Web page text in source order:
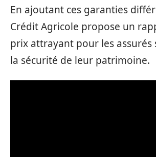
En ajoutant ces garanties
Crédit Agricole propose un
prix attrayant pour les assurés
la sécurité de leur patrimoine.